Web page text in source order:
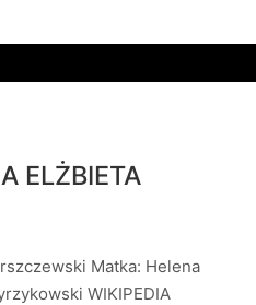
ELŻBIETA
Matka: Helena
WIKIPEDIA